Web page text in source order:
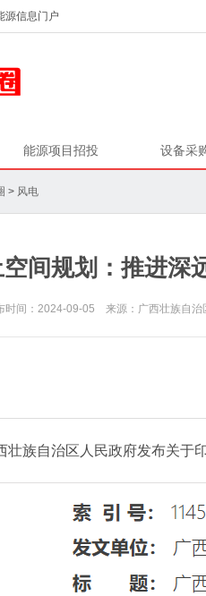
源信息门户
能源项目招投 设备采
> 风电
间规划：推进深
时间：2024-09-05 来源：广西壮族自
壮族自治区人民政府发布关于